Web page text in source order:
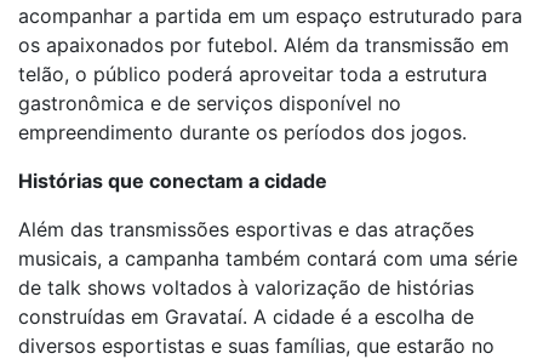
acompanhar a partida em um espaço estruturado para
os apaixonados por futebol. Além da transmissão em
telão, o público poderá aproveitar toda a estrutura
gastronômica e de serviços disponível no
empreendimento durante os períodos dos jogos.
Histórias que conectam a cidade
Além das transmissões esportivas e das atrações
musicais, a campanha também contará com uma série
de talk shows voltados à valorização de histórias
construídas em Gravataí. A cidade é a escolha de
diversos esportistas e suas famílias, que estarão no